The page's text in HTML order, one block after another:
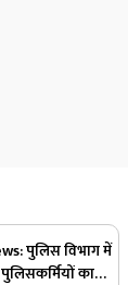
पुलिस विभाग में
का